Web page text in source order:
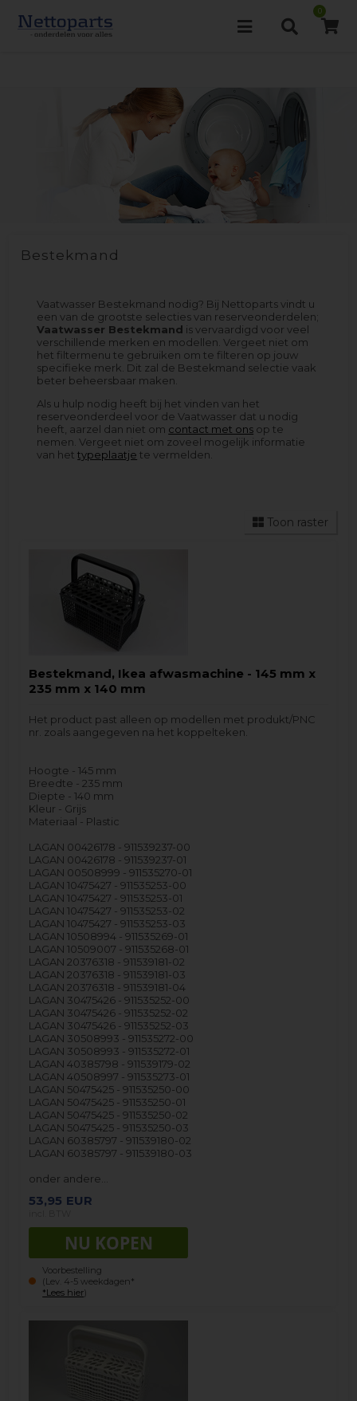
0
Bestekmand
Vaatwasser Bestekmand nodig? Bij Nettoparts vindt u
een van de grootste selecties van reserveonderdelen;
Vaatwasser Bestekmand is vervaardigd voor veel
verschillende merken en modellen. Vergeet niet om
het filtermenu te gebruiken om te filteren op jouw
specifieke merk. Dit zal de Bestekmand selectie vaak
beter beheersbaar maken.
Als u hulp nodig heeft bij het vinden van het
reserveonderdeel voor de Vaatwasser dat u nodig
heeft, aarzel dan niet om contact met ons op te
nemen. Vergeet niet om zoveel mogelijk informatie
van hettypeplaatje te vermelden.
Toon raster
Bestekmand, Ikea afwasmachine - 145 mm x
235 mm x 140 mm
Het product past alleen op modellen met produkt/PNC
nr. zoals aangegeven na het koppelteken.
Hoogte - 145 mm
Breedte - 235 mm
Diepte - 140 mm
Kleur - Grijs
Materiaal - Plastic
LAGAN 00426178 - 911539237-00
LAGAN 00426178 - 911539237-01
LAGAN 00508999 - 911535270-01
LAGAN 10475427 - 911535253-00
LAGAN 10475427 - 911535253-01
LAGAN 10475427 - 911535253-02
LAGAN 10475427 - 911535253-03
LAGAN 10508994 - 911535269-01
LAGAN 10509007 - 911535268-01
LAGAN 20376318 - 911539181-02
LAGAN 20376318 - 911539181-03
LAGAN 20376318 - 911539181-04
LAGAN 30475426 - 911535252-00
LAGAN 30475426 - 911535252-02
LAGAN 30475426 - 911535252-03
LAGAN 30508993 - 911535272-00
LAGAN 30508993 - 911535272-01
LAGAN 40385798 - 911539179-02
LAGAN 40508997 - 911535273-01
LAGAN 50475425 - 911535250-00
LAGAN 50475425 - 911535250-01
LAGAN 50475425 - 911535250-02
LAGAN 50475425 - 911535250-03
LAGAN 60385797 - 911539180-02
LAGAN 60385797 - 911539180-03
onder andere…
53,95 EUR
Voorbestelling
(Lev. 4-5 weekdagen*
*Lees hier)